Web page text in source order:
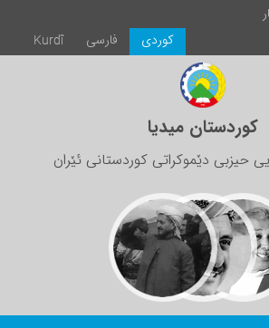
Kurdî
فارسی كوردی
کوردستان میدیا
حیزبی دێموکراتی کوردستانی ئێران